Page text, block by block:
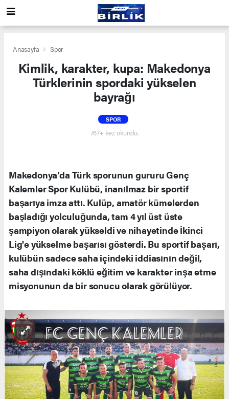
Anasayfa Spor
Kimlik, karakter, kupa: Makedonya
Türklerinin spordaki yükselen
bayrağı
SPOR
767+ kez okundu.
Makedonya’da Türk sporunun gururu Genç
Kalemler Spor Kulübü, inanılmaz bir sportif
başarıya imza attı. Kulüp, amatör kümelerden
başladığı yolculuğunda, tam 4 yıl üst üste
şampiyon olarak yükseldi ve nihayetinde İkinci
Lig'e yükselme başarısı gösterdi. Bu sportif başarı,
kulübün sadece saha içindeki iddiasının değil,
saha dışındaki köklü eğitim ve karakter inşa etme
misyonunun da bir sonucu olarak görülüyor.